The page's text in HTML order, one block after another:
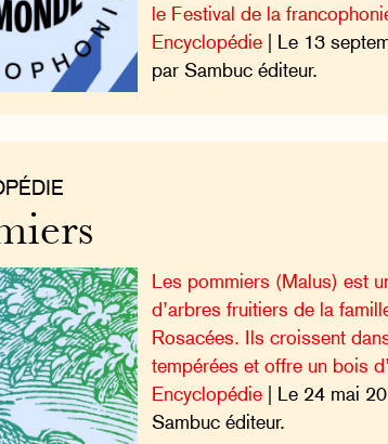
le Festival de la
Encyclopédie | Le 13
par Sambuc éditeur.
Les pommiers (Malus) est
d’arbres fruitiers de la
Rosacées. Ils croissent
tempérées et offre un bois
Encyclopédie | Le 24 mai
Sambuc éditeur.